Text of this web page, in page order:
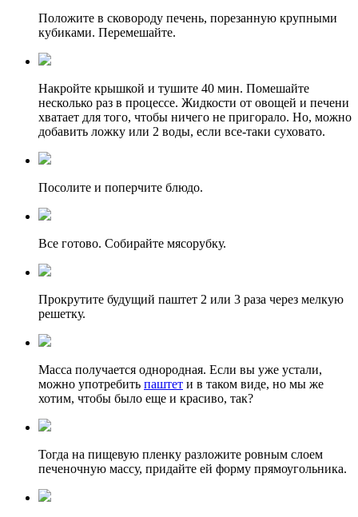
Положите в сковороду печень, порезанную крупными
кубиками. Перемешайте.
Накройте крышкой и тушите 40 мин. Помешайте
несколько раз в процессе. Жидкости от овощей и печени
хватает для того, чтобы ничего не пригорало. Но, можно
добавить ложку или 2 воды, если все-таки суховато.
Посолите и поперчите блюдо.
Все готово. Собирайте мясорубку.
Прокрутите будущий паштет 2 или 3 раза через мелкую
решетку.
Масса получается однородная. Если вы уже устали,
можно употребить паштет и в таком виде, но мы же
хотим, чтобы было еще и красиво, так?
Тогда на пищевую пленку разложите ровным слоем
печеночную массу, придайте ей форму прямоугольника.